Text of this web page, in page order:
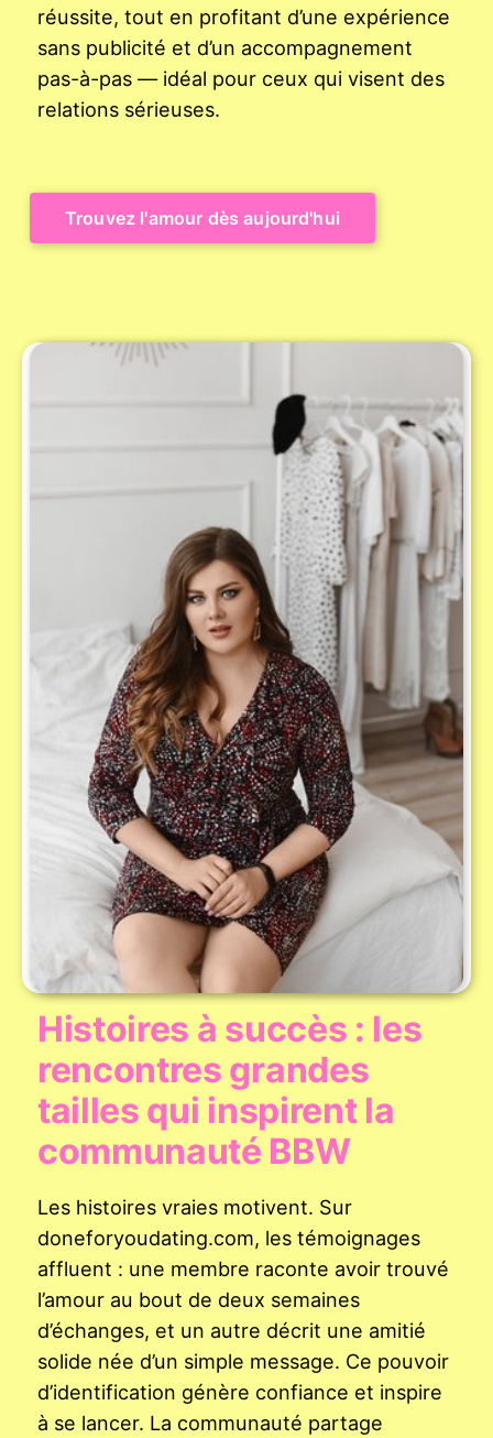
réussite, tout en profitant d’une expérience
sans publicité et d’un accompagnement
pas-à-pas — idéal pour ceux qui visent des
relations sérieuses.
Trouvez l'amour dès aujourd'hui
Histoires à succès : les
rencontres grandes
tailles qui inspirent la
communauté BBW
Les histoires vraies motivent. Sur
doneforyoudating.com, les témoignages
affluent : une membre raconte avoir trouvé
l’amour au bout de deux semaines
d’échanges, et un autre décrit une amitié
solide née d’un simple message. Ce pouvoir
d’identification génère confiance et inspire
à se lancer. La communauté partage